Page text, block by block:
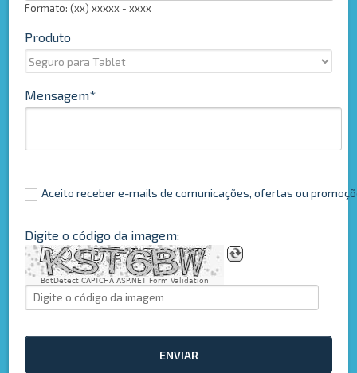
Formato: (xx) xxxxx - xxxx
Produto
Mensagem
Aceito receber e-mails de comunicações, ofertas ou
Digite o código da imagem:
BotDetect CAPTCHA ASP.NET Form Validation
ENVIAR